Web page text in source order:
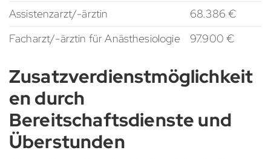
Assistenzarzt/-ärztin
68.386 €
Facharzt/-ärztin für Anästhesiologie
97.900 €
Zusatzverdienstmöglichkeit
en durch
Bereitschaftsdienste und
Überstunden